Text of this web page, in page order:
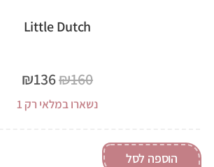
Little Dutch
₪160
₪136
נשארו במלאי רק 1
הוספה לסל